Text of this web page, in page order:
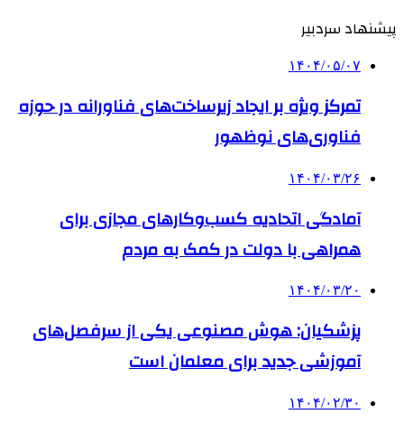
پیشنهاد سردبیر
۱۴۰۴/۰۵/۰۷
تمرکز ویژه بر ایجاد زیرساخت‌های فناورانه در حوزه
فناوری‌های نوظهور
۱۴۰۴/۰۳/۲۶
آمادگی اتحادیه کسب‌وکارهای مجازی برای
همراهی با دولت در کمک به مردم
۱۴۰۴/۰۳/۲۰
پزشکیان: هوش مصنوعی یکی از سرفصل‌های
آموزشی جدید برای معلمان است
۱۴۰۴/۰۲/۳۰